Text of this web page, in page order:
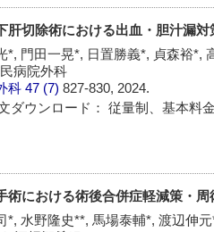
肝切除術における出血・胆汁漏対
*, 門田一晃*, 日置勝義*, 貞森裕*,
病院外科
科 47 (7)827-830, 2024.
ダウンロード： 従量制、基本料
術における術後合併症軽減策・周
*, 水野隆史**, 馬場泰輔*, 渡辺伸